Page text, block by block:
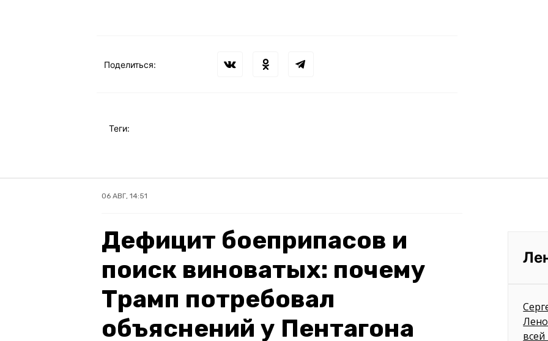
Поделиться:
Теги:
06 АВГ, 14:51
Дефицит боеприпасов и
поиск виноватых: почему
Трамп потребовал
объяснений у Пентагона
всей